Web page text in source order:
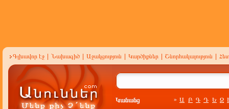
Գլխավոր էջ Նախագիծ Աջակցություն Կարծիքներ Շնորհակալություն
Կանանց » Ա Բ Գ Դ Ե Զ